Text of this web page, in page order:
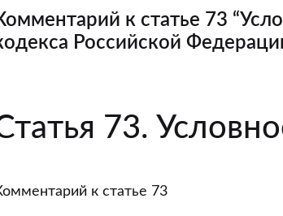
к статье 73
Российской
“Условное
73.
к статье 73